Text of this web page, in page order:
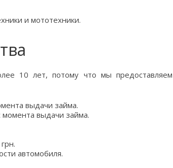
и мототехники.
10 лет, потому что мы предоставляем
выдачи займа.
выдачи займа.
автомобиля.